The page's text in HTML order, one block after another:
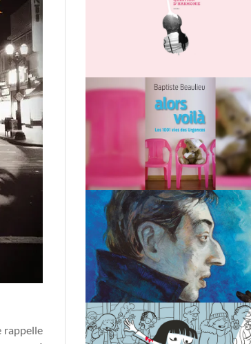
rappelle